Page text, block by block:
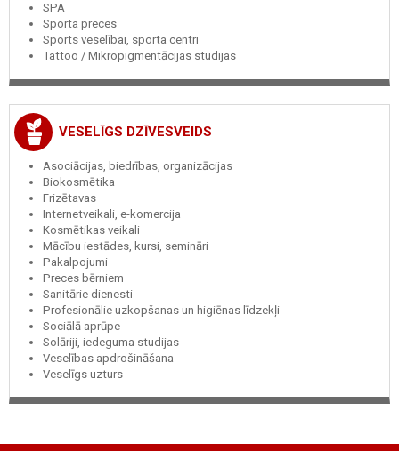
SPA
Sporta preces
Sports veselībai, sporta centri
Tattoo / Mikropigmentācijas studijas
VESELĪGS DZĪVESVEIDS
Asociācijas, biedrības, organizācijas
Biokosmētika
Frizētavas
Internetveikali, e-komercija
Kosmētikas veikali
Mācību iestādes, kursi, semināri
Pakalpojumi
Preces bērniem
Sanitārie dienesti
Profesionālie uzkopšanas un higiēnas līdzekļi
Sociālā aprūpe
Solāriji, iedeguma studijas
Veselības apdrošināšana
Veselīgs uzturs